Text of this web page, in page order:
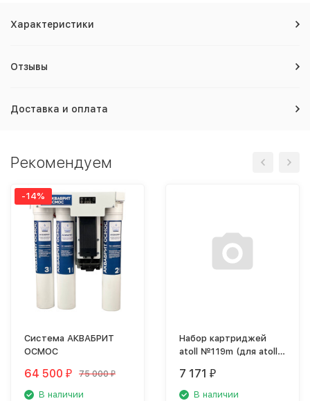
Характеристики
Отзывы
Доставка и оплата
Рекомендуем
-14%
Система АКВАБРИТ
ОСМОС
64 500 ₽ 75 000 ₽
В наличии
Набор картриджей
atoll №119m (для atoll
7 171 ₽
В наличии